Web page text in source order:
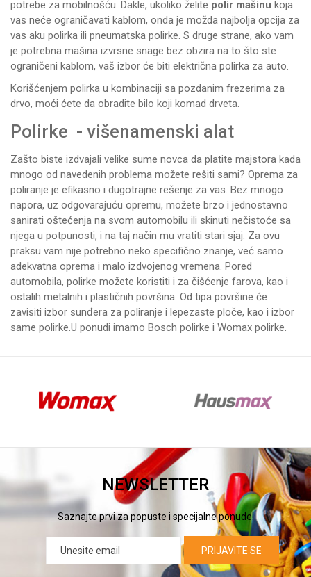
potrebe za mobilnošću. Dakle, ukoliko želite polir mašinu koja
vas neće ograničavati kablom, onda je možda najbolja opcija za
vas aku polirka ili pneumatska polirke. S druge strane, ako vam
je potrebna mašina izvrsne snage bez obzira na to što ste
ograničeni kablom, vaš izbor će biti električna polirka za auto.
Korišćenjem polirka u kombinaciji sa pozdanim frezerima za
drvo, moći ćete da obradite bilo koji komad drveta.
Polirke - višenamenski alat
Zašto biste izdvajali velike sume novca da platite majstora kada
mnogo od navedenih problema možete rešiti sami? Oprema za
poliranje je efikasno i dugotrajne rešenje za vas. Bez mnogo
napora, uz odgovarajuću opremu, možete brzo i jednostavno
sanirati oštećenja na svom automobilu ili skinuti nečistoće sa
njega u potpunosti, i na taj način mu vratiti stari sjaj. Za ovu
praksu vam nije potrebno neko specifično znanje, već samo
adekvatna oprema i malo izdvojenog vremena. Pored
automobila, polirke možete koristiti i za čišćenje farova, kao i
ostalih metalnih i plastičnih površina. Od tipa površine će
zavisiti izbor sunđera za poliranje i lepezaste ploče, kao i izbor
same polirke.U ponudi imamo Bosch polirke i Womax polirke.
NEWSLETTER
Saznajte prvi za popuste i specijalne ponude!
PRIJAVITE SE